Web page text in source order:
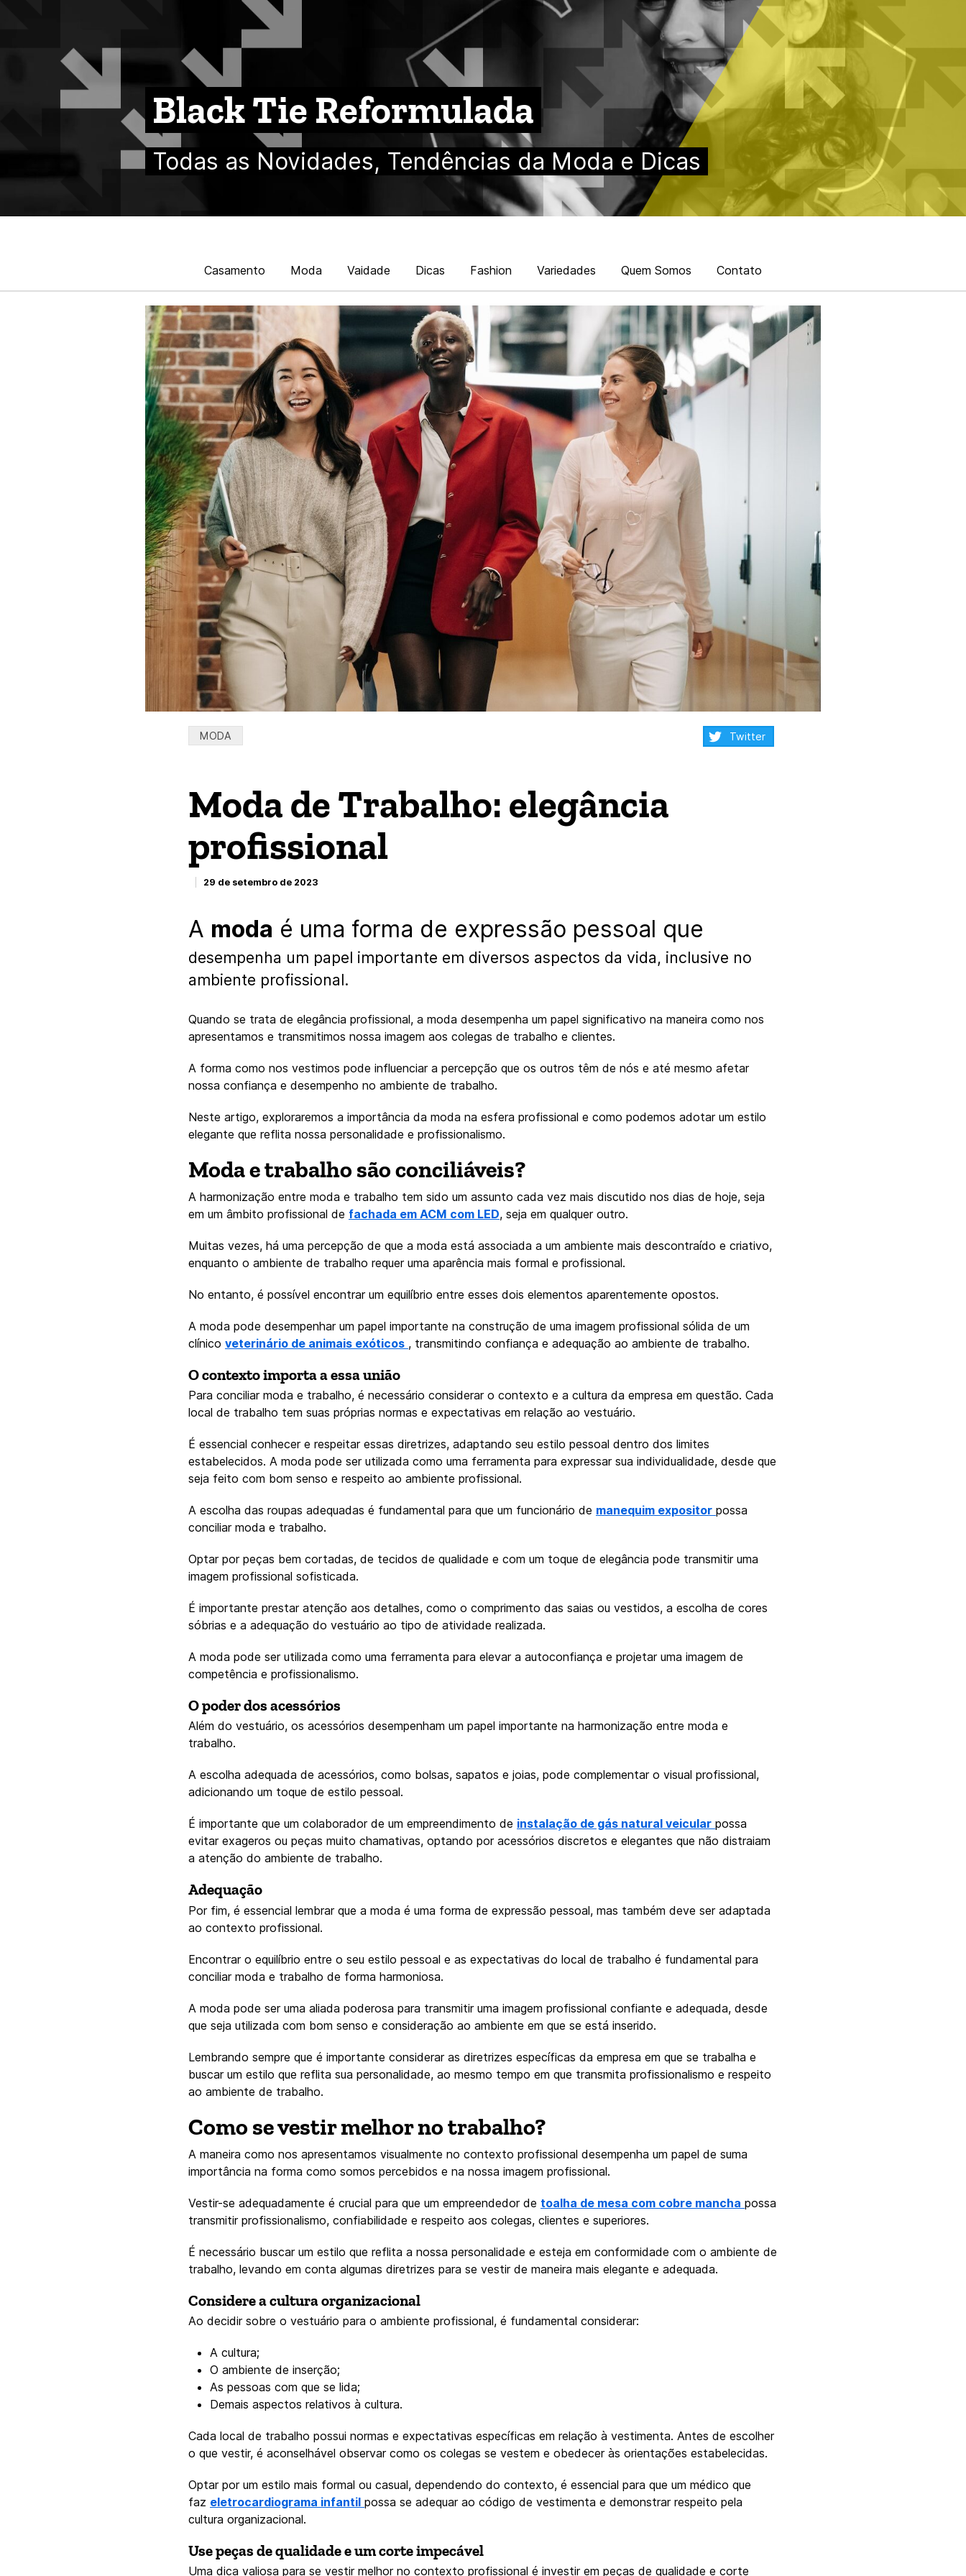
Black Tie Reformulada
Todas as Novidades, Tendências da Moda e Dicas
Casamento Moda Vaidade Dicas Fashion Variedades Quem Somos Contato
Categorias:
MODA Twitter
Moda de Trabalho: elegância
profissional
29 de setembro de 2023
A moda é uma forma de expressão pessoal que
desempenha um papel importante em diversos aspectos da vida, inclusive no
ambiente profissional.
Quando se trata de elegância profissional, a moda desempenha um papel significativo na maneira como nos
apresentamos e transmitimos nossa imagem aos colegas de trabalho e clientes.
A forma como nos vestimos pode influenciar a percepção que os outros têm de nós e até mesmo afetar
nossa confiança e desempenho no ambiente de trabalho.
Neste artigo, exploraremos a importância da moda na esfera profissional e como podemos adotar um estilo
elegante que reflita nossa personalidade e profissionalismo.
Moda e trabalho são conciliáveis?
A harmonização entre moda e trabalho tem sido um assunto cada vez mais discutido nos dias de hoje, seja
em um âmbito profissional de fachada em ACM com LED, seja em qualquer outro.
Muitas vezes, há uma percepção de que a moda está associada a um ambiente mais descontraído e criativo,
enquanto o ambiente de trabalho requer uma aparência mais formal e profissional.
No entanto, é possível encontrar um equilíbrio entre esses dois elementos aparentemente opostos.
A moda pode desempenhar um papel importante na construção de uma imagem profissional sólida de um
clínico veterinário de animais exóticos , transmitindo confiança e adequação ao ambiente de trabalho.
O contexto importa a essa união
Para conciliar moda e trabalho, é necessário considerar o contexto e a cultura da empresa em questão. Cada
local de trabalho tem suas próprias normas e expectativas em relação ao vestuário.
É essencial conhecer e respeitar essas diretrizes, adaptando seu estilo pessoal dentro dos limites
estabelecidos. A moda pode ser utilizada como uma ferramenta para expressar sua individualidade, desde que
seja feito com bom senso e respeito ao ambiente profissional.
A escolha das roupas adequadas é fundamental para que um funcionário de manequim expositor possa
conciliar moda e trabalho.
Optar por peças bem cortadas, de tecidos de qualidade e com um toque de elegância pode transmitir uma
imagem profissional sofisticada.
É importante prestar atenção aos detalhes, como o comprimento das saias ou vestidos, a escolha de cores
sóbrias e a adequação do vestuário ao tipo de atividade realizada.
A moda pode ser utilizada como uma ferramenta para elevar a autoconfiança e projetar uma imagem de
competência e profissionalismo.
O poder dos acessórios
Além do vestuário, os acessórios desempenham um papel importante na harmonização entre moda e
trabalho.
A escolha adequada de acessórios, como bolsas, sapatos e joias, pode complementar o visual profissional,
adicionando um toque de estilo pessoal.
É importante que um colaborador de um empreendimento de instalação de gás natural veicular possa
evitar exageros ou peças muito chamativas, optando por acessórios discretos e elegantes que não distraiam
a atenção do ambiente de trabalho.
Adequação
Por fim, é essencial lembrar que a moda é uma forma de expressão pessoal, mas também deve ser adaptada
ao contexto profissional.
Encontrar o equilíbrio entre o seu estilo pessoal e as expectativas do local de trabalho é fundamental para
conciliar moda e trabalho de forma harmoniosa.
A moda pode ser uma aliada poderosa para transmitir uma imagem profissional confiante e adequada, desde
que seja utilizada com bom senso e consideração ao ambiente em que se está inserido.
Lembrando sempre que é importante considerar as diretrizes específicas da empresa em que se trabalha e
buscar um estilo que reflita sua personalidade, ao mesmo tempo em que transmita profissionalismo e respeito
ao ambiente de trabalho.
Como se vestir melhor no trabalho?
A maneira como nos apresentamos visualmente no contexto profissional desempenha um papel de suma
importância na forma como somos percebidos e na nossa imagem profissional.
Vestir-se adequadamente é crucial para que um empreendedor de toalha de mesa com cobre mancha possa
transmitir profissionalismo, confiabilidade e respeito aos colegas, clientes e superiores.
É necessário buscar um estilo que reflita a nossa personalidade e esteja em conformidade com o ambiente de
trabalho, levando em conta algumas diretrizes para se vestir de maneira mais elegante e adequada.
Considere a cultura organizacional
Ao decidir sobre o vestuário para o ambiente profissional, é fundamental considerar:
A cultura;
O ambiente de inserção;
As pessoas com que se lida;
Demais aspectos relativos à cultura.
Cada local de trabalho possui normas e expectativas específicas em relação à vestimenta. Antes de escolher
o que vestir, é aconselhável observar como os colegas se vestem e obedecer às orientações estabelecidas.
Optar por um estilo mais formal ou casual, dependendo do contexto, é essencial para que um médico que
faz eletrocardiograma infantil possa se adequar ao código de vestimenta e demonstrar respeito pela
cultura organizacional.
Use peças de qualidade e um corte impecável
Uma dica valiosa para se vestir melhor no contexto profissional é investir em peças de qualidade e corte